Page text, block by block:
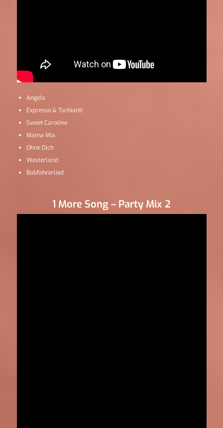
Angels
Expresso & Tschianti
Sweet Caroline
Mama Mia
Ohne Dich
Westerland
Bobfahrerlied
1 More Song – Party Mix 2